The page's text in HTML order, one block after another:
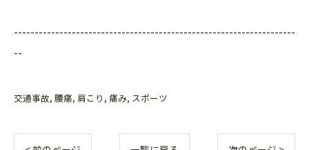
--------------------------------------------------------------------
--
交通事故 腰痛 肩こり 痛み スポーツ